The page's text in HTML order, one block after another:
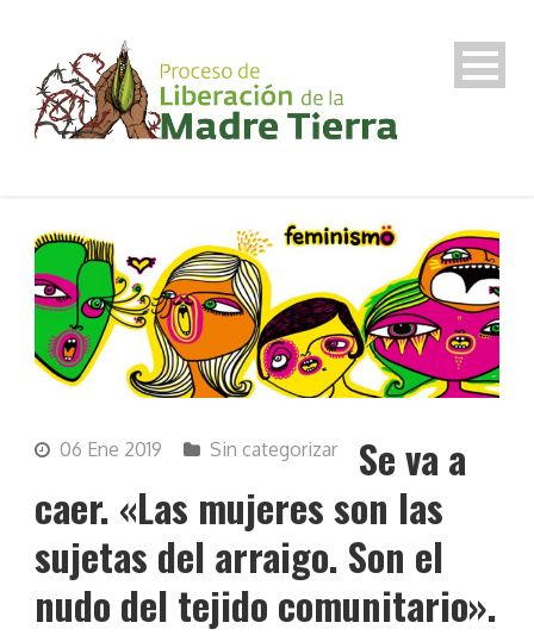
06 Ene 2019 Sin categorizar
Se va a
caer. «Las mujeres son las
sujetas del arraigo. Son el
nudo del tejido comunitario».